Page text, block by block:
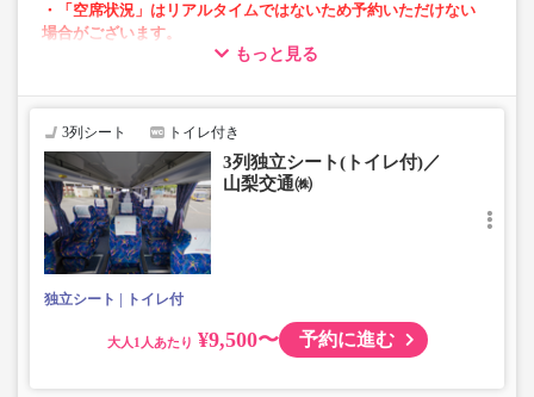
・「空席状況」はリアルタイムではないため予約いただけない
場合がございます。
・車両は予告なく変更となる場合がございます。これに伴い、
じめご了承ください。
もっと見る
3列シート トイレ付き
3列独立シート(トイレ付)／
山梨交通㈱
独立シート トイレ付
大人 ¥9,500〜 予約に進む